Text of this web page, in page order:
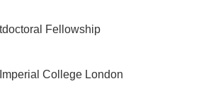
Fellowship
College London